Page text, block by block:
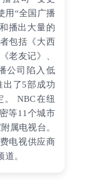
用“全国广播
播出大量的
包括《大西
老友记》、
公司陷入低
出了5部成功
。 NBC在纽
等11个城市
属电视台。
电视供应商
。